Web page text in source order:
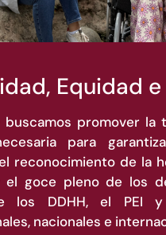
Equidad
buscamos promover la
para
reconocimiento de la
el goce pleno de los
los DDHH, el PEI
nacionales e